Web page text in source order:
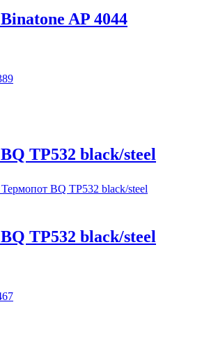
AP 4044
TP532 black/steel
TP532 black/steel